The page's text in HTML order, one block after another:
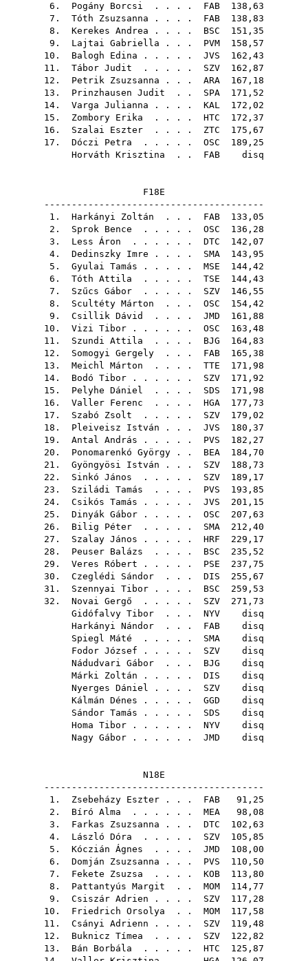
6. Pogány Borcsi . . . . FAB 138,63
7. Tóth Zsuzsanna . . . . FAB 138,83
8. Kerekes Andrea . . . . BSC 151,35
9. Lajtai Gabriella . . . PVM 158,57
10. Balogh Edina . . . . . JVS 162,43
11. Tábor Judit . . . . . SZV 162,87
12. Petrik Zsuzsanna . . . ARA 167,18
13. Prinzhausen Judit . . SPA 171,52
14. Varga Julianna . . . . KAL 172,02
15. Zombory Erika . . . . HTC 172,37
16. Szalai Eszter . . . . ZTC 175,67
17. Dóczi Petra . . . . . OSC 189,25
Horváth Krisztina . . FAB disq
F18E
----------------------------------------
1. Harkányi Zoltán . . . FAB 133,05
2. Sprok Bence . . . . . OSC 136,28
3. Less Áron . . . . . . DTC 142,07
4. Dedinszky Imre . . . . SMA 143,95
5. Gyulai Tamás . . . . . MSE 144,42
6. Tóth Attila . . . . . TSE 144,43
7. Szűcs Gábor . . . . . SZV 146,55
8. Scultéty Márton . . . OSC 154,42
9. Csillik Dávid . . . . JMD 161,88
10. Vizi Tibor . . . . . . OSC 163,48
11. Szundi Attila . . . . BJG 164,83
12. Somogyi Gergely . . . FAB 165,38
13. Meichl Márton . . . . TTE 171,98
14. Bodó Tibor . . . . . . SZV 171,92
15. Pelyhe Dániel . . . . SDS 171,98
16. Valler Ferenc . . . . HGA 177,73
17. Szabó Zsolt . . . . . SZV 179,02
18. Pleiveisz István . . . JVS 180,37
19. Antal András . . . . . PVS 182,27
20. Ponomarenkó György . . BEA 184,70
21. Gyöngyösi István . . . SZV 188,73
22. Sinkó János . . . . . SZV 189,17
23. Sziládi Tamás . . . . PVS 193,85
24. Csikós Tamás . . . . . JVS 201,15
25. Dinyák Gábor . . . . . OSC 207,63
26. Bilig Péter . . . . . SMA 212,40
27. Szalay János . . . . . HRF 229,17
28. Peuser Balázs . . . . BSC 235,52
29. Veres Róbert . . . . . PSE 237,75
30. Czeglédi Sándor . . . DIS 255,67
31. Szennyai Tibor . . . . BSC 259,53
32. Novai Gergő . . . . . SZV 271,73
Gidófalvy Tibor . . . NYV disq
Harkányi Nándor . . . FAB disq
Spiegl Máté . . . . . SMA disq
Fodor József . . . . . SZV disq
Nádudvari Gábor . . . BJG disq
Márki Zoltán . . . . . DIS disq
Nyerges Dániel . . . . SZV disq
Kálmán Dénes . . . . . GGD disq
Sándor Tamás . . . . . SDS disq
Homa Tibor . . . . . . NYV disq
Nagy Gábor . . . . . . JMD disq
N18E
----------------------------------------
1. Zsebeházy Eszter . . . FAB 91,25
2. Bíró Alma . . . . . . MEA 98,08
3. Farkas Zsuzsanna . . . DTC 102,63
4. László Dóra . . . . . SZV 105,85
5. Kóczián Ágnes . . . . JMD 108,00
6. Domján Zsuzsanna . . . PVS 110,50
7. Fekete Zsuzsa . . . . KOB 113,80
8. Pattantyús Margit . . MOM 114,77
9. Csiszár Adrien . . . . SZV 117,28
10. Friedrich Orsolya . . MOM 117,58
11. Csányi Adrienn . . . . SZV 119,48
12. Buknicz Tímea . . . . SZV 122,82
13. Bán Borbála . . . . . HTC 125,87